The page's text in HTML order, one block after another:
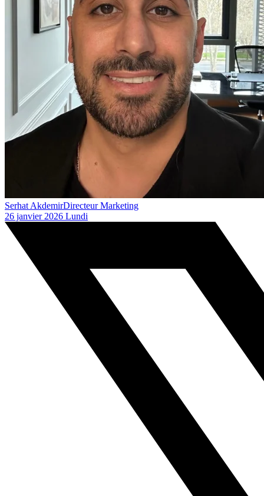
Serhat AkdemirDirecteur Marketing
26 janvier 2026 Lundi